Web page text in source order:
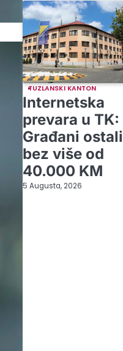
TUZLANSKI KANTON
Internetska
prevara u TK:
Građani ostali
bez više od
40.000 KM
5 Augusta, 2026